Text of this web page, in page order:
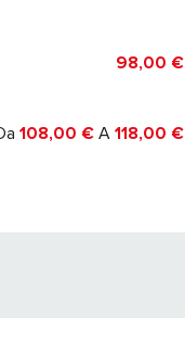
98,00 €
108,00 € A118,00 €